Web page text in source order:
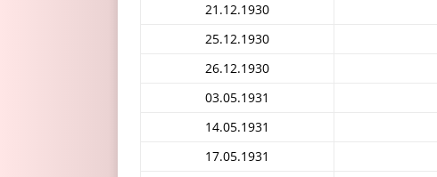
21.12.1930
25.12.1930
26.12.1930
03.05.1931
14.05.1931
17.05.1931